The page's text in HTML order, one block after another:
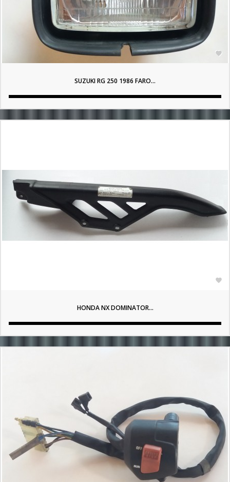

SUZUKI RG 250 1986 FARO...

HONDA NX DOMINATOR...